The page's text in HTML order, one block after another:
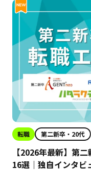
転職 第二新卒・20代
【2026年最新】第
16選｜独自インタビ